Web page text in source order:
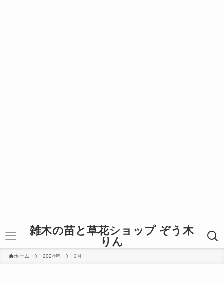
雑木の苗と草花ショップ ぞう木
りん
ホーム 2024年 2月